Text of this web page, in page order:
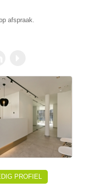
afspraak.
PROFIEL